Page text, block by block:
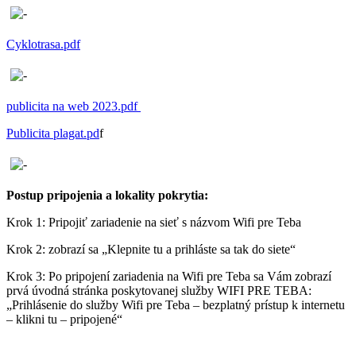
Cyklotrasa.pdf
publicita na web 2023.pdf
Publicita plagat.pdf
Postup pripojenia a lokality pokrytia:
Krok 1: Pripojiť zariadenie na sieť s názvom Wifi pre Teba
Krok 2: zobrazí sa „Klepnite tu a prihláste sa tak do siete“
Krok 3: Po pripojení zariadenia na Wifi pre Teba sa Vám zobrazí
prvá úvodná stránka poskytovanej služby WIFI PRE TEBA:
„Prihlásenie do služby Wifi pre Teba – bezplatný prístup k internetu
– klikni tu – pripojené“